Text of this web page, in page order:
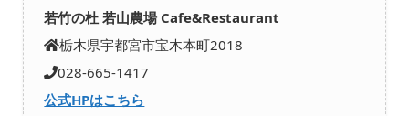
若竹の杜 若山農場 Cafe&Restaurant
栃木県宇都宮市宝木本町2018
028-665-1417
公式HPはこちら